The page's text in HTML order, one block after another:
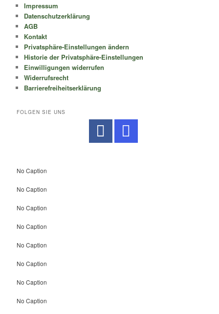
Impressum
Datenschutzerklärung
AGB
Kontakt
Privatsphäre-Einstellungen ändern
Historie der Privatsphäre-Einstellungen
Einwilligungen widerrufen
Widerrufsrecht
Barrierefreiheitserklärung
FOLGEN SIE UNS
No Caption
No Caption
No Caption
No Caption
No Caption
No Caption
No Caption
No Caption